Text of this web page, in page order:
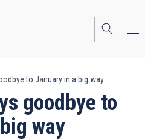
to January in a big way
goodbye to
way